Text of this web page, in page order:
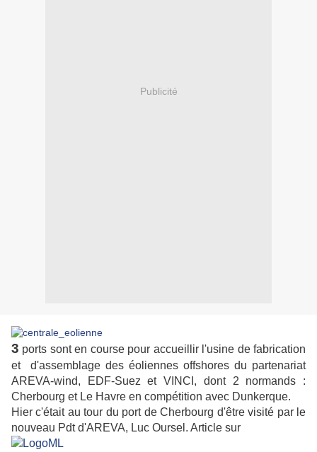
Publicité
3 ports sont en course pour accueillir l'usine de fabrication
et d'assemblage des éoliennes offshores du partenariat
AREVA-wind, EDF-Suez et VINCI, dont 2 normands :
Cherbourg et Le Havre en compétition avec Dunkerque.
Hier c'était au tour du port de Cherbourg d'être visité par le
nouveau Pdt d'AREVA, Luc Oursel. Article sur